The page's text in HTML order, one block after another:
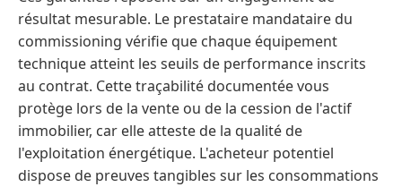
résultat mesurable. Le prestataire mandataire du
commissioning vérifie que chaque équipement
technique atteint les seuils de performance inscrits
au contrat. Cette traçabilité documentée vous
protège lors de la vente ou de la cession de l'actif
immobilier, car elle atteste de la qualité de
l'exploitation énergétique. L'acheteur potentiel
dispose de preuves tangibles sur les consommations